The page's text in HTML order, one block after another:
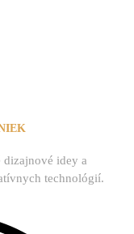
dizajnové idey a
technológií.